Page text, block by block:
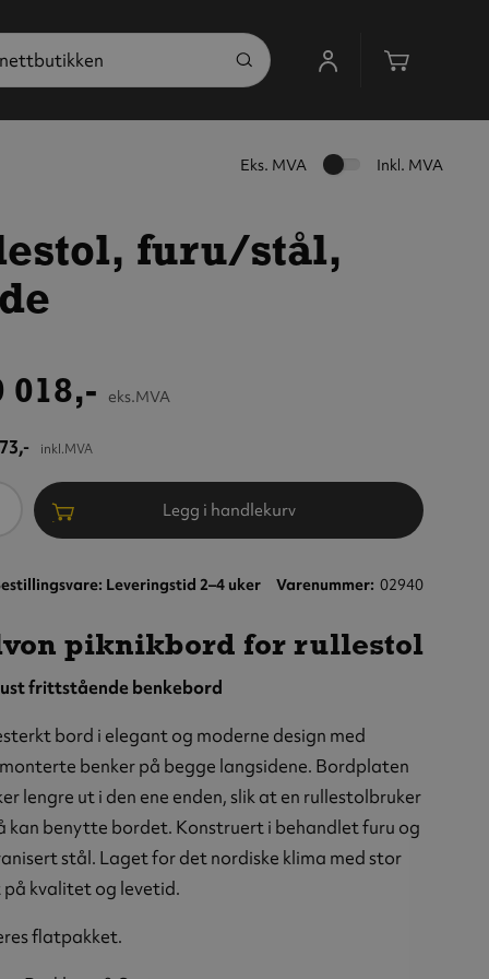
Eks. MVA Inkl. MVA
furu/stål,
018,- eks.MVA
inkl.MVA
Legg i handlekurv
Leveringstid 2–4 uker Varenummer 02940
piknikbord for rullestol
frittstående benkebord
bord i elegant og moderne design med
benker på begge langsidene. Bordplaten
lengre ut i den ene enden, slik at en rullestolbruker
kan benytte bordet. Konstruert i behandlet furu og
stål. Laget for det nordiske klima med stor
på kvalitet og levetid.
flatpakket.